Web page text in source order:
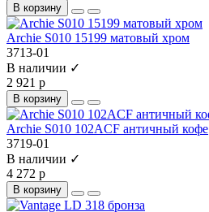
В корзину
Archie S010 15199 матовый хром
3713-01
В наличии ✓
2 921 р
В корзину
Archie S010 102ACF античный кофе
3719-01
В наличии ✓
4 272 р
В корзину